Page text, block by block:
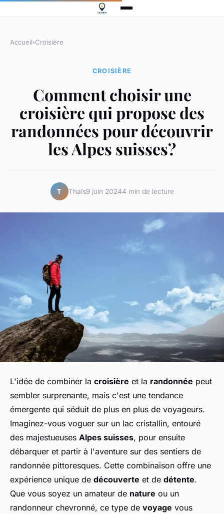
Accueil›Croisière
CROISIÈRE
Comment choisir une
croisière qui propose des
randonnées pour découvrir
les Alpes suisses?
T Thaïs9 juin 20244 min de lecture
L'idée de combiner la croisière et la randonnée peut
sembler surprenante, mais c'est une tendance
émergente qui séduit de plus en plus de voyageurs.
Imaginez-vous voguer sur un lac cristallin, entouré
des majestueuses Alpes suisses, pour ensuite
débarquer et partir à l'aventure sur des sentiers de
randonnée pittoresques. Cette combinaison offre une
expérience unique de découverte et de détente.
Que vous soyez un amateur de nature ou un
randonneur chevronné, ce type de voyage vous